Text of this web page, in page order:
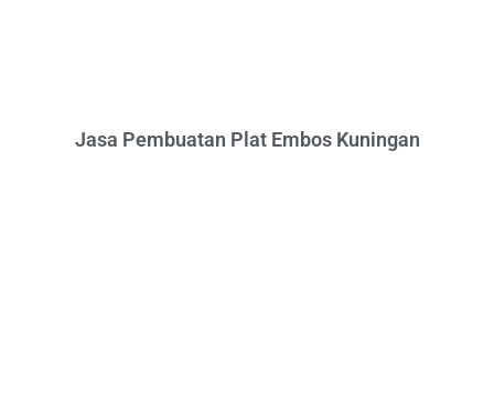
Jasa Pembuatan Plat Embos Kuningan